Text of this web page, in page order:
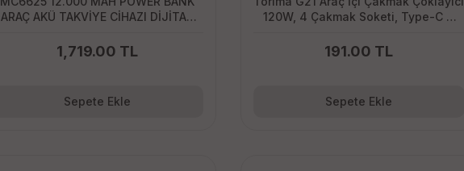
ARAÇ AKÜ TAKVİYE CİHAZI DİJİTAL
KOMPRESÖRÜ POMPA TAŞINABİLİR
1,719.00 TL
Sepete Ekle
120W, 4 Çakmak Soketi, Type-C &
191.00 TL
Sepete Ekle